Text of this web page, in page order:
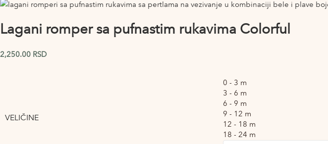
Lagani romper sa pufnastim rukavima Colorful
2,250.00 RSD
VELIČINE
0 - 3 m
3 - 6 m
6 - 9 m
9 - 12 m
12 - 18 m
18 - 24 m